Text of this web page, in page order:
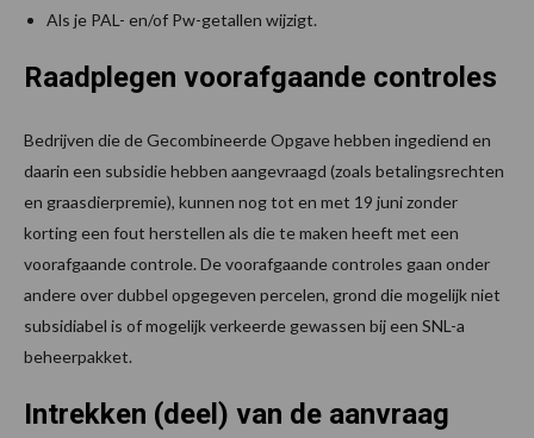
Als je PAL- en/of Pw-getallen wijzigt.
Raadplegen voorafgaande controles
Bedrijven die de Gecombineerde Opgave hebben ingediend en
daarin een subsidie hebben aangevraagd (zoals betalingsrechten
en graasdierpremie), kunnen nog tot en met 19 juni zonder
korting een fout herstellen als die te maken heeft met een
voorafgaande controle. De voorafgaande controles gaan onder
andere over dubbel opgegeven percelen, grond die mogelijk niet
subsidiabel is of mogelijk verkeerde gewassen bij een SNL-a
beheerpakket.
Intrekken (deel) van de aanvraag